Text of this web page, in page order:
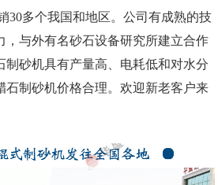
30多个我国和地区。公司有成熟的技
，与外有名砂石设备研究所建立合作
制砂机具有产量高、电耗低和对水分
石制砂机价格合理。欢迎新老客户来